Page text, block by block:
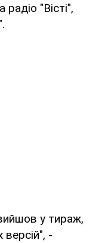
"Вісті",
у тираж,
-